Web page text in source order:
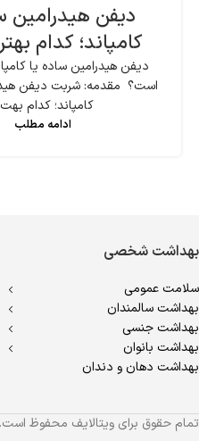
دیفن هیدرامین
کامپاند؛ کدام
دیفن هیدرامین ساده یا
است؟ مقدمه: شربت دیفن
کامپاند؛ کدام
ادامه مطلب
بهداشت شخصی
سلامت عمومی
بهداشت سالمندان
بهداشت جنسی
بهداشت بانوان
بهداشت دهان و دندان
تمام حقوق برای ویتالایف محفوظ است.